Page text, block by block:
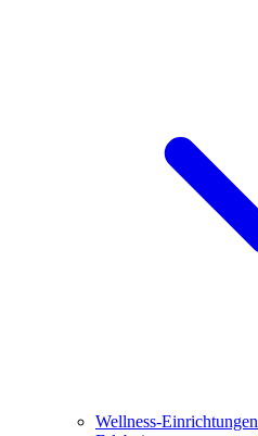
Wellness-Einrichtungen